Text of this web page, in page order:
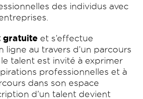
des individus avec
gratuite et s’effectue
ligne au travers d’un parcours
talent est invité à exprimer
professionnelles et à
dans son espace
d’un talent devient